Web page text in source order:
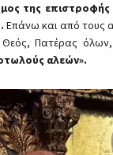
της επιστροφής
Επάνω και από τους
Θεός, Πατέρας όλων,
αλεών».